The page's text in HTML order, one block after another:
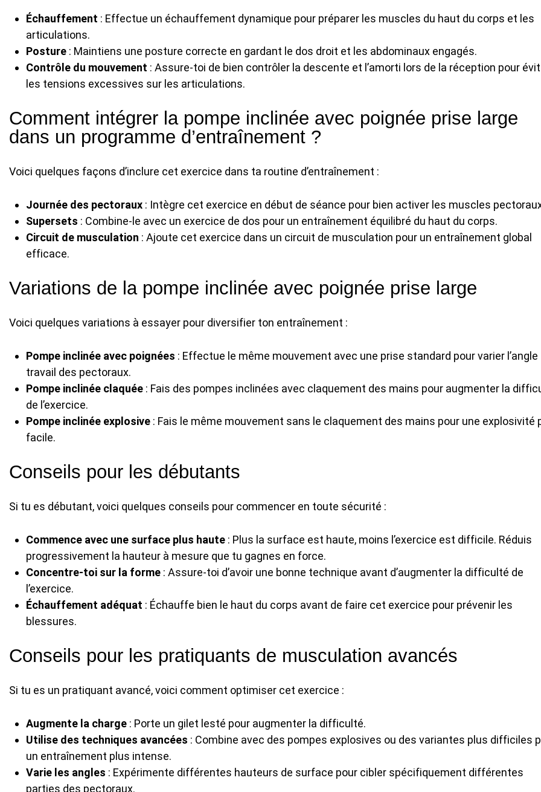
Échauffement : Effectue un échauffement dynamique pour préparer les muscles du haut du corps et les
articulations.
Posture : Maintiens une posture correcte en gardant le dos droit et les abdominaux engagés.
Contrôle du mouvement : Assure-toi de bien contrôler la descente et l’amorti lors de la réception pour
les tensions excessives sur les articulations.
Comment intégrer la pompe inclinée avec poignée prise large
dans un programme d’entraînement ?
Voici quelques façons d’inclure cet exercice dans ta routine d’entraînement :
Journée des pectoraux : Intègre cet exercice en début de séance pour bien activer les muscles
Supersets : Combine-le avec un exercice de dos pour un entraînement équilibré du haut du corps.
Circuit de musculation : Ajoute cet exercice dans un circuit de musculation pour un entraînement global
efficace.
Variations de la pompe inclinée avec poignée prise large
Voici quelques variations à essayer pour diversifier ton entraînement :
Pompe inclinée avec poignées : Effectue le même mouvement avec une prise standard pour varier l’angle
travail des pectoraux.
Pompe inclinée claquée : Fais des pompes inclinées avec claquement des mains pour augmenter la
de l’exercice.
Pompe inclinée explosive : Fais le même mouvement sans le claquement des mains pour une explosivité
facile.
Conseils pour les débutants
Si tu es débutant, voici quelques conseils pour commencer en toute sécurité :
Commence avec une surface plus haute : Plus la surface est haute, moins l’exercice est difficile. Réduis
progressivement la hauteur à mesure que tu gagnes en force.
Concentre-toi sur la forme : Assure-toi d’avoir une bonne technique avant d’augmenter la difficulté de
l’exercice.
Échauffement adéquat : Échauffe bien le haut du corps avant de faire cet exercice pour prévenir les
blessures.
Conseils pour les pratiquants de musculation avancés
Si tu es un pratiquant avancé, voici comment optimiser cet exercice :
Augmente la charge : Porte un gilet lesté pour augmenter la difficulté.
Utilise des techniques avancées : Combine avec des pompes explosives ou des variantes plus difficiles
un entraînement plus intense.
Varie les angles : Expérimente différentes hauteurs de surface pour cibler spécifiquement différentes
parties des pectoraux.